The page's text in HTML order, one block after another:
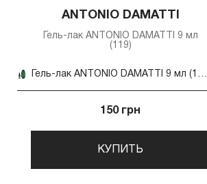
ANTONIO DAMATTI
Гель-лак ANTONIO DAMATTI 9 мл
(119)
Гель-лак ANTONIO DAMATTI 9 мл (119)
150 грн
КУПИТЬ